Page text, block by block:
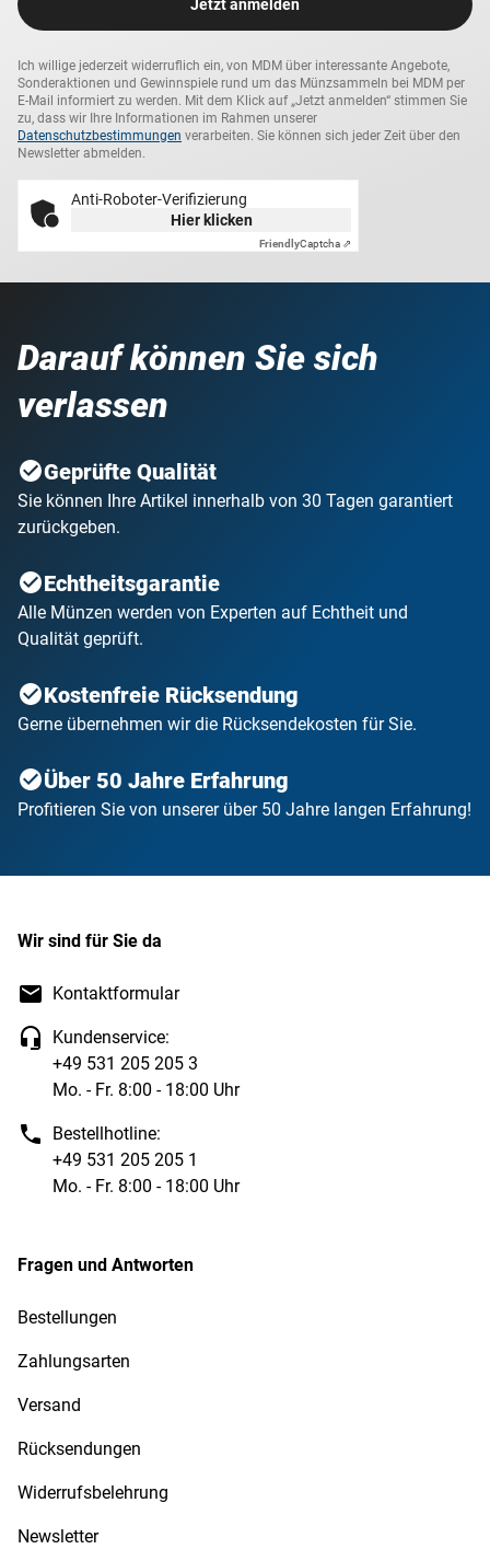
Jetzt anmelden
Ich willige jederzeit widerruflich ein, von MDM über interessante Angebote,
Sonderaktionen und Gewinnspiele rund um das Münzsammeln bei MDM per
E-Mail informiert zu werden. Mit dem Klick auf „Jetzt anmelden“ stimmen Sie
zu, dass wir Ihre Informationen im Rahmen unserer
Datenschutzbestimmungen verarbeiten. Sie können sich jeder Zeit über den
Newsletter abmelden.
Anti-Roboter-Verifizierung
Hier klicken
FriendlyCaptcha ⇗
Darauf können Sie sich
verlassen
Geprüfte Qualität
Sie können Ihre Artikel innerhalb von 30 Tagen garantiert
zurückgeben.
Echtheitsgarantie
Alle Münzen werden von Experten auf Echtheit und
Qualität geprüft.
Kostenfreie Rücksendung
Gerne übernehmen wir die Rücksendekosten für Sie.
Über 50 Jahre Erfahrung
Profitieren Sie von unserer über 50 Jahre langen Erfahrung!
Wir sind für Sie da
Kontaktformular
Kundenservice:
+49 531 205 205 3
Mo. - Fr. 8:00 - 18:00 Uhr
Bestellhotline:
+49 531 205 205 1
Mo. - Fr. 8:00 - 18:00 Uhr
Fragen und Antworten
Bestellungen
Zahlungsarten
Versand
Rücksendungen
Widerrufsbelehrung
Newsletter